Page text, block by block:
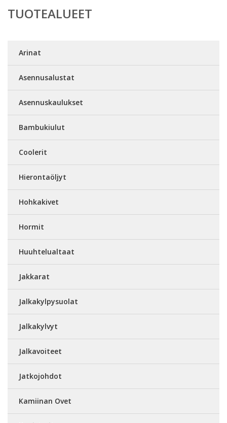
TUOTEALUEET
Arinat
Asennusalustat
Asennuskaulukset
Bambukiulut
Coolerit
Hierontaöljyt
Hohkakivet
Hormit
Huuhtelualtaat
Jakkarat
Jalkakylpysuolat
Jalkakylvyt
Jalkavoiteet
Jatkojohdot
Kamiinan Ovet